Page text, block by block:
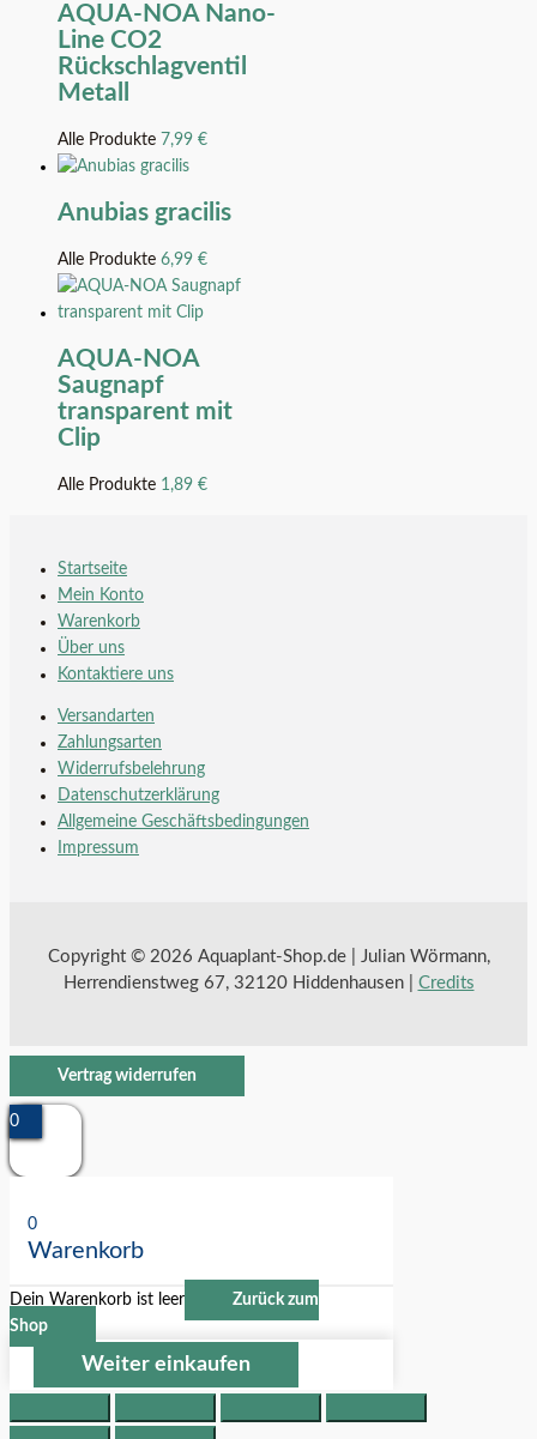
AQUA-NOA Nano-
Line CO2
Rückschlagventil
Metall
Alle Produkte 7,99 €
Anubias gracilis
Alle Produkte 6,99 €
AQUA-NOA
Saugnapf
transparent mit
Clip
Alle Produkte 1,89 €
Startseite
Mein Konto
Warenkorb
Über uns
Kontaktiere uns
Versandarten
Zahlungsarten
Widerrufsbelehrung
Datenschutzerklärung
Allgemeine Geschäftsbedingungen
Impressum
Copyright © 2026 Aquaplant-Shop.de | Julian Wörmann,
Herrendienstweg 67, 32120 Hiddenhausen | Credits
Vertrag widerrufen
0
0
Warenkorb
Dein Warenkorb ist leer
Zurück zum
Shop
Weiter einkaufen